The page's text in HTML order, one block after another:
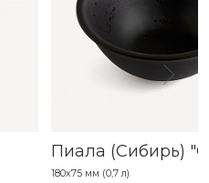
Пиала (Сибирь)
180х75 мм (0,7 л)